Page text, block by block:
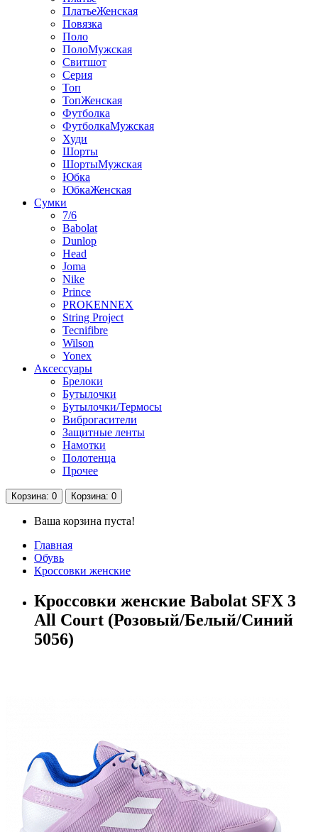
ПлатьеЖенская
Повязка
Поло
ПолоМужская
Свитшот
Серия
Топ
ТопЖенская
Футболка
ФутболкаМужская
Худи
Шорты
ШортыМужская
Юбка
ЮбкаЖенская
Сумки
7/6
Babolat
Dunlop
Head
Joma
Nike
Prince
PROKENNEX
String Project
Tecnifibre
Wilson
Yonex
Аксессуары
Брелоки
Бутылочки
Бутылочки/Термосы
Виброгасители
Защитные ленты
Намотки
Полотенца
Прочее
Корзина: 0 Корзина: 0
Ваша корзина пуста!
Главная
Обувь
Кроссовки женские
Кроссовки женские Babolat SFX 3
All Court (Розовый/Белый/Синий
5056)